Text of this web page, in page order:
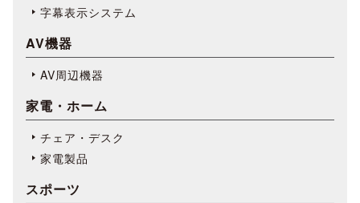
字幕表⽰システム
AV機器
AV周辺機器
家電・ホーム
チェア・デスク
家電製品
スポーツ